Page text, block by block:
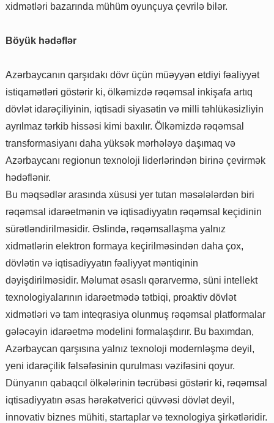
xidmətləri bazarında mühüm oyunçuya çevrilə bilər.
Böyük hədəflər
Azərbaycanın qarşıdakı dövr üçün müəyyən etdiyi fəaliyyət
istiqamətləri göstərir ki, ölkəmizdə rəqəmsal inkişafa artıq
dövlət idarəçiliyinin, iqtisadi siyasətin və milli təhlükəsizliyin
ayrılmaz tərkib hissəsi kimi baxılır. Ölkəmizdə rəqəmsal
transformasiyanı daha yüksək mərhələyə daşımaq və
Azərbaycanı regionun texnoloji liderlərindən birinə çevirmək
hədəflənir.
Bu məqsədlər arasında xüsusi yer tutan məsələlərdən biri
rəqəmsal idarəetmənin və iqtisadiyyatın rəqəmsal keçidinin
sürətləndirilməsidir. Əslində, rəqəmsallaşma yalnız
xidmətlərin elektron formaya keçirilməsindən daha çox,
dövlətin və iqtisadiyyatın fəaliyyət məntiqinin
dəyişdirilməsidir. Məlumat əsaslı qərarvermə, süni intellekt
texnologiyalarının idarəetmədə tətbiqi, proaktiv dövlət
xidmətləri və tam inteqrasiya olunmuş rəqəmsal platformalar
gələcəyin idarəetmə modelini formalaşdırır. Bu baxımdan,
Azərbaycan qarşısına yalnız texnoloji modernləşmə deyil,
yeni idarəçilik fəlsəfəsinin qurulması vəzifəsini qoyur.
Dünyanın qabaqcıl ölkələrinin təcrübəsi göstərir ki, rəqəmsal
iqtisadiyyatın əsas hərəkətverici qüvvəsi dövlət deyil,
innovativ biznes mühiti, startaplar və texnologiya şirkətləridir.